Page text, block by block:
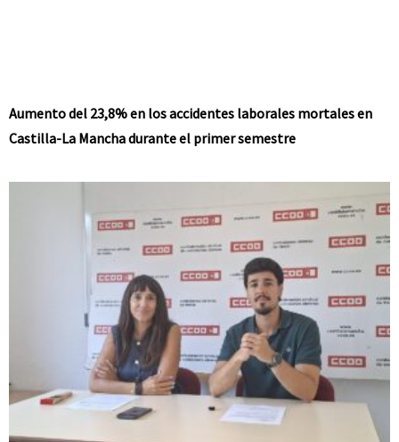
Aumento del 23,8% en los accidentes laborales mortales en
Castilla-La Mancha durante el primer semestre